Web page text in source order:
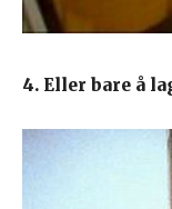
4. Eller bare å